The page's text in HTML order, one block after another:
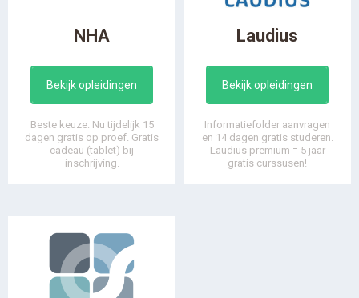
NHA
Bekijk opleidingen
Beste keuze: Nu tijdelijk 15
dagen gratis op proef. Gratis
cadeau (tablet) bij
inschrijving.
Laudius
Bekijk opleidingen
Informatiefolder aanvragen
en 14 dagen gratis studeren.
Laudius premium = 5 jaar
gratis curssusen!